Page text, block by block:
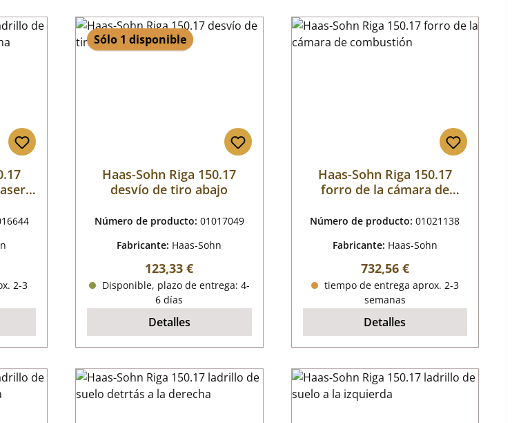
2-3
Sólo 1 disponible
Haas-Sohn Riga 150.17
desvío de tiro abajo
Número de producto: 01017049
Fabricante: Haas-Sohn
Precio normal:
123,33 €
Disponible, plazo de entrega: 4-
6 días
Detalles
Haas-Sohn Riga 150.17
forro de la cámara de
Número de producto:01021138
Fabricante: Haas-Sohn
Precio normal:
732,56 €
tiempo de entrega aprox. 2-3
semanas
Detalles